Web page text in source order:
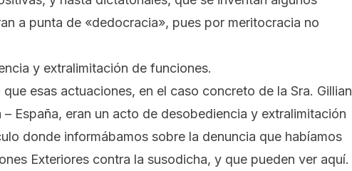
a punta de «dedocracia», pues por meritocracia no
y extralimitación de funciones.
esas actuaciones, en el caso concreto de la Sra. Gillian
España, eran un acto de desobediencia y extralimitación
donde informábamos sobre la denuncia que habíamos
Exteriores contra la susodicha, y que pueden ver aquí.